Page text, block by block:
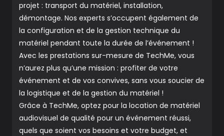
projet : transport du matériel, installation,
démontage. Nos experts s’occupent également de
la configuration et de la gestion technique du
matériel pendant toute la durée de l’événement !
Avec les prestations sur-mesure de TechMe, vous
n’aurez plus qu’une mission : profiter de votre
événement et de vos convives, sans vous soucier de
la logistique et de la gestion du matériel !
Grâce à TechMe, optez pour la location de matériel
audiovisuel de qualité pour un événement réussi,
quels que soient vos besoins et votre budget, et